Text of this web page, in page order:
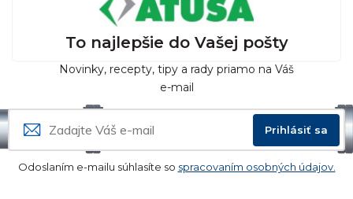
To najlepšie do Vašej pošty
Novinky, recepty, tipy a rady priamo na Váš
e-mail
Prihlásiť sa
Odoslaním e-mailu súhlasíte so spracovaním osobných údajov.